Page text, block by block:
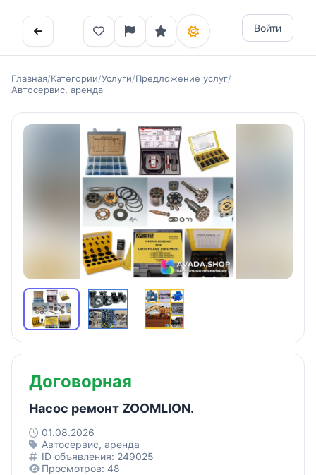
Войти
Главная/Категории/Услуги/Предложение услуг/
Автосервис, аренда
Договорная
Насос ремонт ZOOMLION.
01.08.2026
Автосервис, аренда
ID объявления: 249025
Просмотров: 48